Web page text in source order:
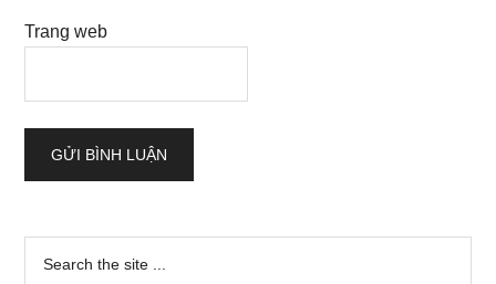
Trang web
Sidebar